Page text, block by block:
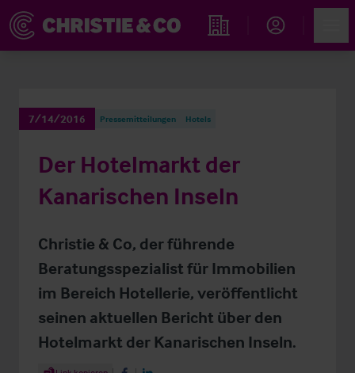
Immobiliensuche
7/14/2016 Pressemitteilungen Hotels
Der Hotelmarkt der
Kanarischen Inseln
Christie & Co, der führende
Beratungsspezialist für Immobilien
im Bereich Hotellerie, veröffentlicht
seinen aktuellen Bericht über den
Hotelmarkt der Kanarischen Inseln.
Share Article